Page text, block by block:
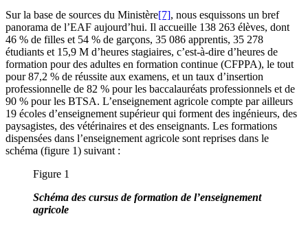
Sur la base de sources du Ministère[7], nous esquissons un bref
panorama de l’EAF aujourd’hui. Il accueille 138 263 élèves, dont
46 % de filles et 54 % de garçons, 35 086 apprentis, 35 278
étudiants et 15,9 M d’heures stagiaires, c’est-à-dire d’heures de
formation pour des adultes en formation continue (CFPPA), le tout
pour 87,2 % de réussite aux examens, et un taux d’insertion
professionnelle de 82 % pour les baccalauréats professionnels et de
90 % pour les BTSA. L’enseignement agricole compte par ailleurs
19 écoles d’enseignement supérieur qui forment des ingénieurs, des
paysagistes, des vétérinaires et des enseignants. Les formations
dispensées dans l’enseignement agricole sont reprises dans le
schéma (figure 1) suivant :
Figure 1
Schéma des cursus de formation de l’enseignement
agricole